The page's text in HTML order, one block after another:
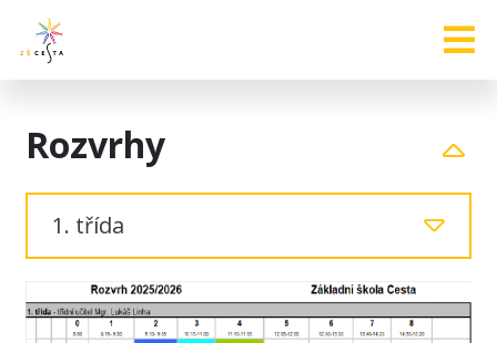
Rozvrhy
1. třída